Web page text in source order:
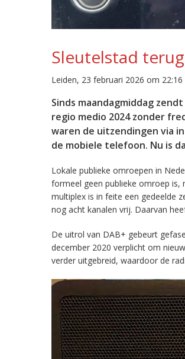
Sleutelstad
Leiden, 23 februari 2026 om
Sinds maandagmiddag
regio medio 2024 zonder
waren de uitzendingen via
de mobiele telefoon. Nu is
Lokale publieke omroepen in
formeel geen publieke omroep is,
multiplex is in feite een gedeelde
nog acht kanalen vrij. Daarvan
De uitrol van DAB+ gebeurt
december 2020 verplicht om
verder uitgebreid, waardoor de